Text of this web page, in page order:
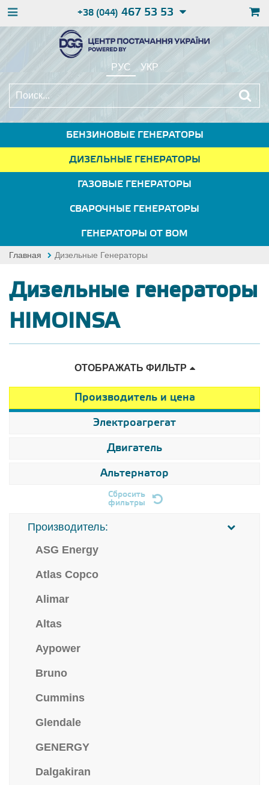
+38 (044) 467 53 53
РУС УКР
БЕНЗИНОВЫЕ ГЕНЕРАТОРЫ
ДИЗЕЛЬНЫЕ ГЕНЕРАТОРЫ
ГАЗОВЫЕ ГЕНЕРАТОРЫ
СВАРОЧНЫЕ ГЕНЕРАТОРЫ
ГЕНЕРАТОРЫ ОТ ВОМ
Главная Дизельные Генераторы
Дизельные генераторы
HIMOINSA
ОТОБРАЖАТЬ ФИЛЬТР
Производитель и цена
Электроагрегат
Двигатель
Альтернатор
Сбросить
фильтры
Производитель:
ASG Energy
Atlas Copco
Alimar
Altas
Aypower
Bruno
Cummins
Glendale
GENERGY
Dalgakiran